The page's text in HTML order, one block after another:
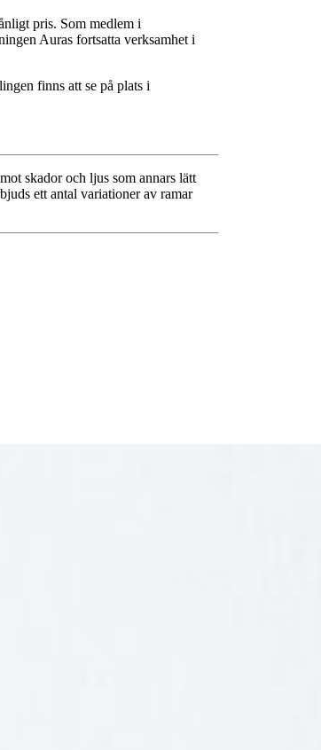
pris. Som medlem i
Auras fortsatta verksamhet i
finns att se på plats i
skador och ljus som annars lätt
ett antal variationer av ramar